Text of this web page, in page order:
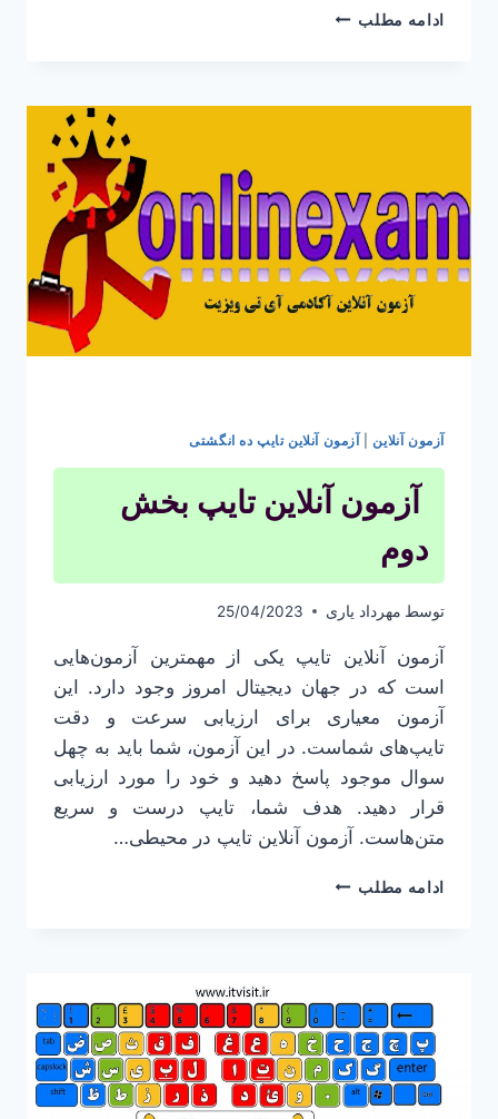
ادامه مطلب آزمون
آنلاین
سوم
آزمون آنلاین |آزمون آنلاین تایپ ده انگشتی
آزمون آنلاین تایپ بخش
دوم
توسط مهرداد یاری 25/04/2023
آزمون آنلاین تایپ یکی از مهمترین آزمون‌هایی
است که در جهان دیجیتال امروز وجود دارد. این
آزمون معیاری برای ارزیابی سرعت و دقت
تایپ‌های شماست. در این آزمون، شما باید به چهل
سوال موجود پاسخ دهید و خود را مورد ارزیابی
قرار دهید. هدف شما، تایپ درست و سریع
متن‌هاست. آزمون آنلاین تایپ در محیطی…
ادامه مطلب آزمون